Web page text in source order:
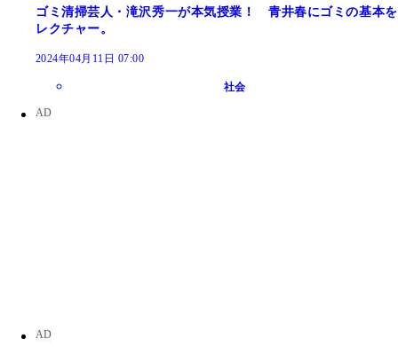
ゴミ清掃芸人・滝沢秀一が本気授業！ 青井春にゴミの基本を
レクチャー。
2024年04月11日 07:00
社会